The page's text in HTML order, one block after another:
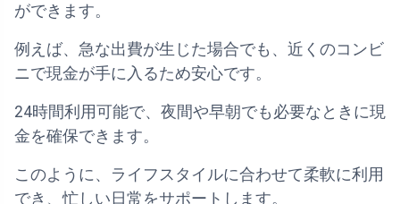
ができます。
例えば、急な出費が生じた場合でも、近くのコンビ
ニで現金が手に入るため安心です。
24時間利用可能で、夜間や早朝でも必要なときに現
金を確保できます。
このように、ライフスタイルに合わせて柔軟に利用
でき、忙しい日常をサポートします。